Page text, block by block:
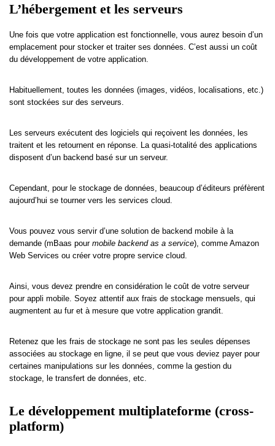
L’hébergement et les serveurs
Une fois que votre application est fonctionnelle, vous aurez besoin d’un
emplacement pour stocker et traiter ses données. C’est aussi un coût
du développement de votre application.
Habituellement, toutes les données (images, vidéos, localisations, etc.)
sont stockées sur des serveurs.
Les serveurs exécutent des logiciels qui reçoivent les données, les
traitent et les retournent en réponse. La quasi-totalité des applications
disposent d’un backend basé sur un serveur.
Cependant, pour le stockage de données, beaucoup d’éditeurs préfèrent
aujourd’hui se tourner vers les services cloud.
Vous pouvez vous servir d’une solution de backend mobile à la
demande (mBaas pour mobile backend as a service), comme Amazon
Web Services ou créer votre propre service cloud.
Ainsi, vous devez prendre en considération le coût de votre serveur
pour appli mobile. Soyez attentif aux frais de stockage mensuels, qui
augmentent au fur et à mesure que votre application grandit.
Retenez que les frais de stockage ne sont pas les seules dépenses
associées au stockage en ligne, il se peut que vous deviez payer pour
certaines manipulations sur les données, comme la gestion du
stockage, le transfert de données, etc.
Le développement multiplateforme (cross-
platform)